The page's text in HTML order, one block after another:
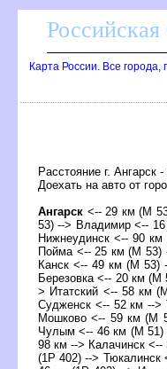
Карта России. Все
Расстояние г. Ангарск
Доехать на авто от
Ангарск <-- 29 км (М
53) --> Владимир <--
Нижнеудинск <-- 90
Пойма <-- 25 км (М 53)
Канск <-- 49 км (М
Березовка <-- 20 км
> Итатский <-- 58 км
Судженск <-- 52 км --
Мошково <-- 59 км (М
Чулым <-- 46 км (М 51)
98 км --> Калачинск
(1Р 402) --> Тюкалинск